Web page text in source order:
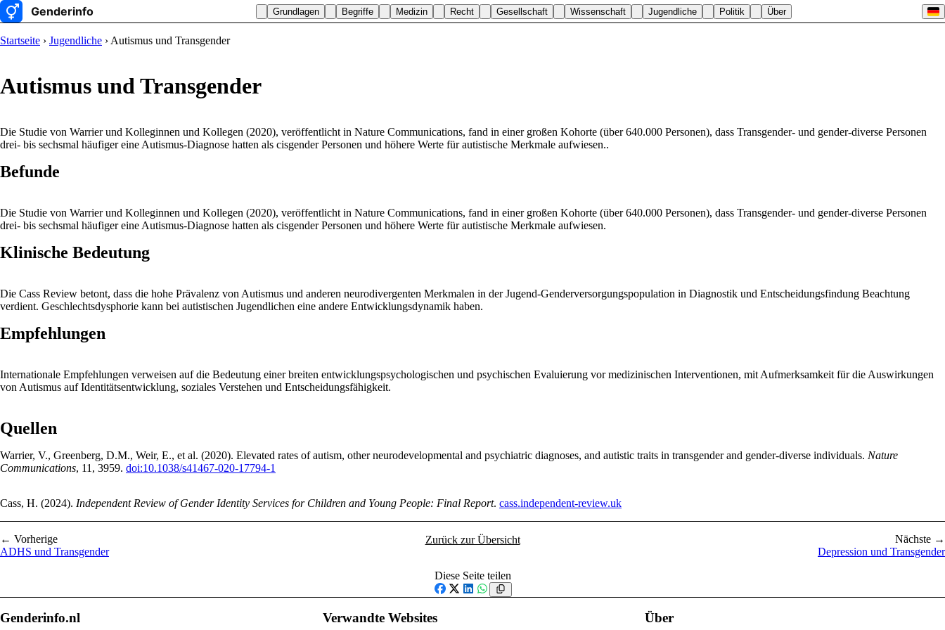
Grundlagen Begriffe Medizin Recht Gesellschaft Wissenschaft Jugendliche Politik Über
Startseite › Jugendliche › Autismus und Transgender
Autismus und Transgender
Die Studie von Warrier und Kolleginnen und Kollegen (2020), veröffentlicht in Nature Communications, fand in einer großen Kohorte (über 640.000 Personen), dass Transgender- und gender-diverse Personen
drei- bis sechsmal häufiger eine Autismus-Diagnose hatten als cisgender Personen und höhere Werte für autistische Merkmale aufwiesen..
Befunde
Die Studie von Warrier und Kolleginnen und Kollegen (2020), veröffentlicht in Nature Communications, fand in einer großen Kohorte (über 640.000 Personen), dass Transgender- und gender-diverse Personen
drei- bis sechsmal häufiger eine Autismus-Diagnose hatten als cisgender Personen und höhere Werte für autistische Merkmale aufwiesen.
Klinische Bedeutung
Die Cass Review betont, dass die hohe Prävalenz von Autismus und anderen neurodivergenten Merkmalen in der Jugend-Genderversorgungspopulation in Diagnostik und Entscheidungsfindung Beachtung
verdient. Geschlechtsdysphorie kann bei autistischen Jugendlichen eine andere Entwicklungsdynamik haben.
Empfehlungen
Internationale Empfehlungen verweisen auf die Bedeutung einer breiten entwicklungspsychologischen und psychischen Evaluierung vor medizinischen Interventionen, mit Aufmerksamkeit für die Auswirkungen
von Autismus auf Identitätsentwicklung, soziales Verstehen und Entscheidungsfähigkeit.
Quellen
Warrier, V., Greenberg, D.M., Weir, E., et al. (2020). Elevated rates of autism, other neurodevelopmental and psychiatric diagnoses, and autistic traits in transgender and gender-diverse individuals. Nature
Communications, 11, 3959. doi:10.1038/s41467-020-17794-1
Cass, H. (2024). Independent Review of Gender Identity Services for Children and Young People: Final Report. cass.independent-review.uk
← Vorherige
ADHS und Transgender
Zurück zur Übersicht
Nächste →
Depression und Transgender
Diese Seite teilen
Facebook
X LinkedIn
WhatsApp
Genderinfo.nl Verwandte Websites Über